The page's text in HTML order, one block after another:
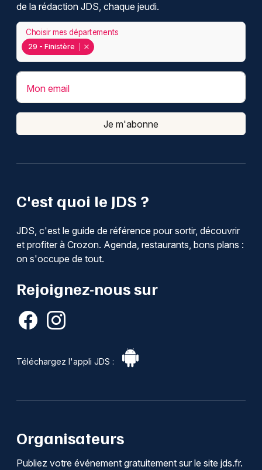
C'est quoi le JDS ?
JDS, c'est le guide de référence pour sortir, découvrir
et profiter à Crozon. Agenda, restaurants, bons plans :
on s'occupe de tout.
Rejoignez-nous sur
Téléchargez l'appli JDS :
de la rédaction JDS, chaque jeudi.
29 - Finistère
Choisir mes départements
Mon email
Je m'abonne
Organisateurs
Publiez votre événement gratuitement sur le site jds.fr.